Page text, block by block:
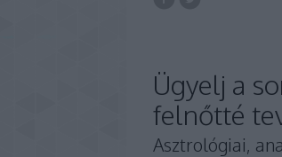
Ügyelj a
felnőtté
Asztrológiai,